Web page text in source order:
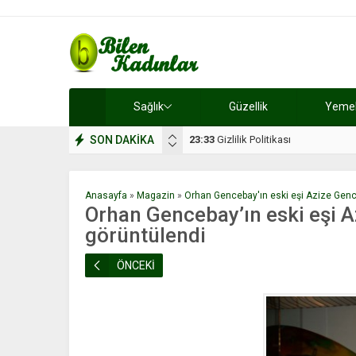
Sağlık Güzellik
SON DAKİKA 17:08 Dilan, düğününe 5 gün kala
Anasayfa » Magazin » Orhan Gencebay'ın eski eşi Azize
Orhan Gencebay’ın eski eşi
görüntülendi
ÖNCEKİ